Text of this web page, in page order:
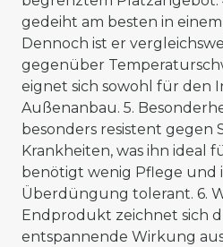
gedeiht am besten in
Dennoch ist er
gegenüber
eignet sich sowohl für den
Außenanbau. 5.
besonders resistent gegen
Krankheiten, was ihn ideal
benötigt wenig Pflege und
Überdüngung tolerant. 6.
Endprodukt zeichnet sich
entspannende Wirkung